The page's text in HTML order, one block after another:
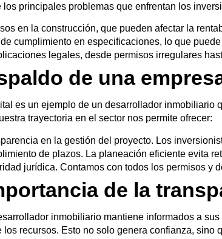
los principales problemas que enfrentan los
en la construcción, que pueden afectar la
cumplimiento en especificaciones, lo que
legales, desde permisos irregulares
de una
es un ejemplo de un desarrollador inmobiliario
trayectoria en el sector nos permite ofrecer:
en la gestión del proyecto. Los
de plazos. La planeación eficiente evita
jurídica. Contamos con todos los permisos y
de la
inmobiliario mantiene informados a
los recursos. Esto no solo genera confianza, sino